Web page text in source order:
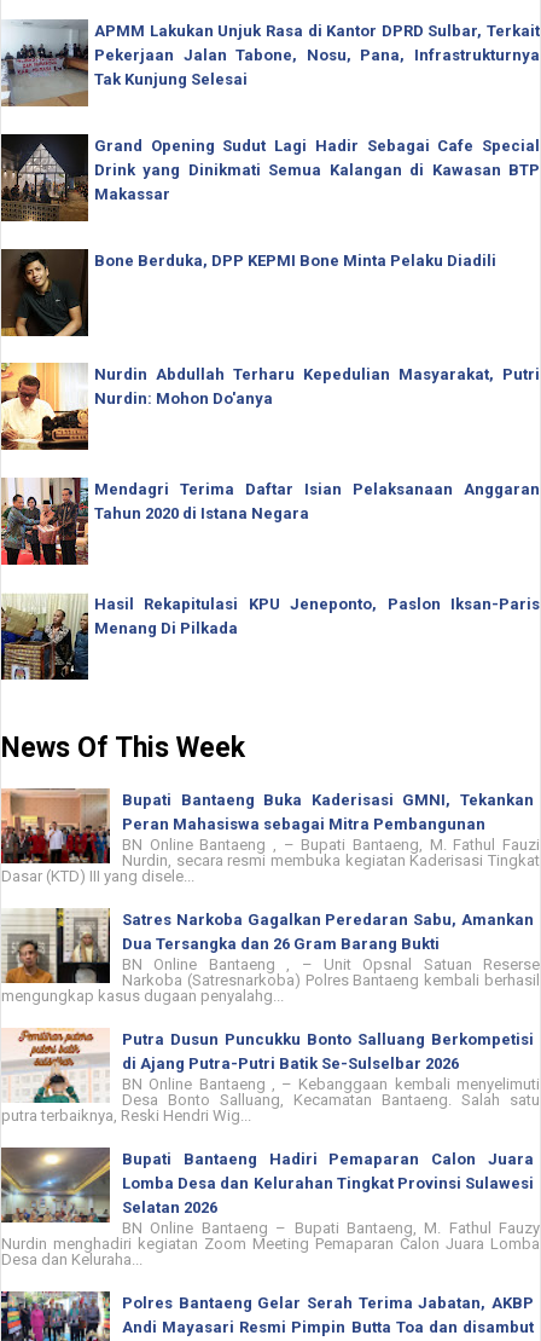
APMM Lakukan Unjuk Rasa di Kantor DPRD Sulbar, Terkait
Pekerjaan Jalan Tabone, Nosu, Pana, Infrastrukturnya
Tak Kunjung Selesai
Grand Opening Sudut Lagi Hadir Sebagai Cafe Special
Drink yang Dinikmati Semua Kalangan di Kawasan BTP
Makassar
Bone Berduka, DPP KEPMI Bone Minta Pelaku Diadili
Nurdin Abdullah Terharu Kepedulian Masyarakat, Putri
Nurdin: Mohon Do'anya
Mendagri Terima Daftar Isian Pelaksanaan Anggaran
Tahun 2020 di Istana Negara
Hasil Rekapitulasi KPU Jeneponto, Paslon Iksan-Paris
Menang Di Pilkada
News Of This Week
Bupati Bantaeng Buka Kaderisasi GMNI, Tekankan
Peran Mahasiswa sebagai Mitra Pembangunan
BN Online Bantaeng , – Bupati Bantaeng, M. Fathul Fauzi
Nurdin, secara resmi membuka kegiatan Kaderisasi Tingkat
Dasar (KTD) III yang disele...
Satres Narkoba Gagalkan Peredaran Sabu, Amankan
Dua Tersangka dan 26 Gram Barang Bukti
BN Online Bantaeng , – Unit Opsnal Satuan Reserse
Narkoba (Satresnarkoba) Polres Bantaeng kembali berhasil
mengungkap kasus dugaan penyalahg...
Putra Dusun Puncukku Bonto Salluang Berkompetisi
di Ajang Putra-Putri Batik Se-Sulselbar 2026
BN Online Bantaeng , – Kebanggaan kembali menyelimuti
Desa Bonto Salluang, Kecamatan Bantaeng. Salah satu
putra terbaiknya, Reski Hendri Wig...
Bupati Bantaeng Hadiri Pemaparan Calon Juara
Lomba Desa dan Kelurahan Tingkat Provinsi Sulawesi
Selatan 2026
BN Online Bantaeng – Bupati Bantaeng, M. Fathul Fauzy
Nurdin menghadiri kegiatan Zoom Meeting Pemaparan Calon Juara Lomba
Desa dan Keluraha...
Polres Bantaeng Gelar Serah Terima Jabatan, AKBP
Andi Mayasari Resmi Pimpin Butta Toa dan disambut